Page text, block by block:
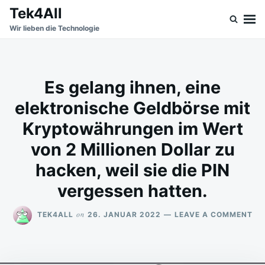
SkipSearch
for:
Tek4All
Wir lieben die Technologie
Es gelang ihnen, eine
elektronische Geldbörse mit
Kryptowährungen im Wert
von 2 Millionen Dollar zu
hacken, weil sie die PIN
vergessen hatten.
TEK4ALL on 26. JANUAR 2022 LEAVE A COMMENTON